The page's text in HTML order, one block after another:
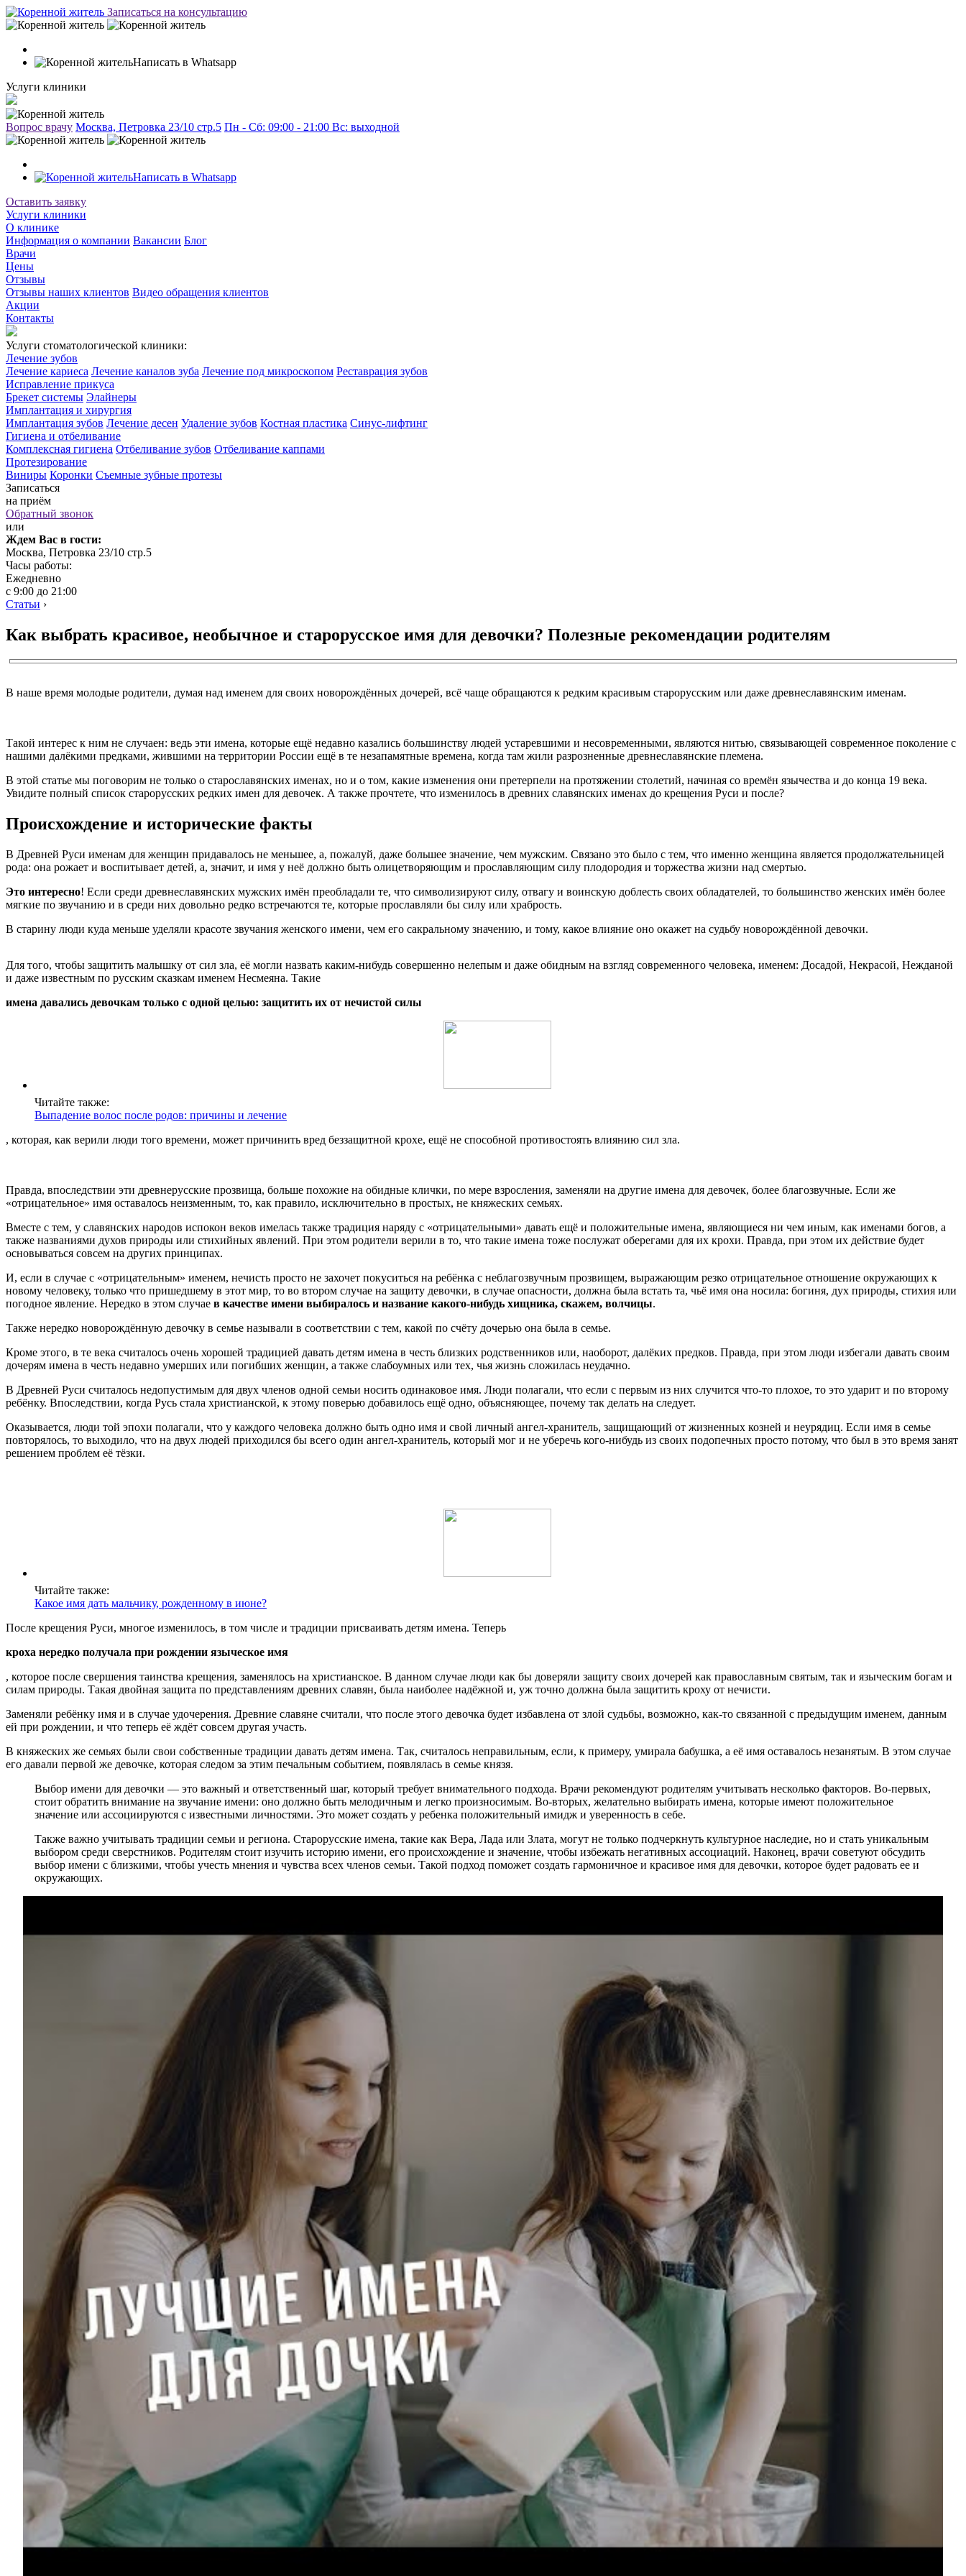
Записаться на консультацию
Написать в Whatsapp
Услуги клиники
Вопрос врачу Москва, Петровка 23/10 стр.5 Пн - Сб: 09:00 - 21:00 Вc: выходной
Написать в Whatsapp
Оставить заявку
Услуги клиники
О клинике
Информация о компании Вакансии Блог
Врачи
Цены
Отзывы
Отзывы наших клиентов Видео обращения клиентов
Акции
Контакты
Услуги стоматологической клиники:
Лечение зубов
Лечение кариеса Лечение каналов зуба Лечение под микроскопом Реставрация зубов
Исправление прикуса
Брекет системы Элайнеры
Имплантация и хирургия
Имплантация зубов Лечение десен Удаление зубов Костная пластика Синус-лифтинг
Гигиена и отбеливание
Комплексная гигиена Отбеливание зубов Отбеливание каппами
Протезирование
Виниры Коронки Съемные зубные протезы
Записаться
на приём
Обратный звонок
или
Ждем Вас в гости:
Москва, Петровка 23/10 стр.5
Часы работы:
Ежедневно
с 9:00 до 21:00
Статьи ›
Как выбрать красивое, необычное и старорусское имя для девочки? Полезные рекомендации родителям
В наше время молодые родители, думая над именем для своих новорождённых дочерей, всё чаще обращаются к редким красивым старорусским или даже древнеславянским именам.
Такой интерес к ним не случаен: ведь эти имена, которые ещё недавно казались большинству людей устаревшими и несовременными, являются нитью, связывающей современное поколение с
нашими далёкими предками, жившими на территории России ещё в те незапамятные времена, когда там жили разрозненные древнеславянские племена.
В этой статье мы поговорим не только о старославянских именах, но и о том, какие изменения они претерпели на протяжении столетий, начиная со времён язычества и до конца 19 века.
Увидите полный список старорусских редких имен для девочек. А также прочтете, что изменилось в древних славянских именах до крещения Руси и после?
Происхождение и исторические факты
В Древней Руси именам для женщин придавалось не меньшее, а, пожалуй, даже большее значение, чем мужским. Связано это было с тем, что именно женщина является продолжательницей
рода: она рожает и воспитывает детей, а, значит, и имя у неё должно быть олицетворяющим и прославляющим силу плодородия и торжества жизни над смертью.
Это интересно! Если среди древнеславянских мужских имён преобладали те, что символизируют силу, отвагу и воинскую доблесть своих обладателей, то большинство женских имён более
мягкие по звучанию и в среди них довольно редко встречаются те, которые прославляли бы силу или храбрость.
В старину люди куда меньше уделяли красоте звучания женского имени, чем его сакральному значению, и тому, какое влияние оно окажет на судьбу новорождённой девочки.
Для того, чтобы защитить малышку от сил зла, её могли назвать каким-нибудь совершенно нелепым и даже обидным на взгляд современного человека, именем: Досадой, Некрасой, Нежданой
и даже известным по русским сказкам именем Несмеяна. Такие
имена давались девочкам только с одной целью: защитить их от нечистой силы
Читайте также:
Выпадение волос после родов: причины и лечение
, которая, как верили люди того времени, может причинить вред беззащитной крохе, ещё не способной противостоять влиянию сил зла.
Правда, впоследствии эти древнерусские прозвища, больше похожие на обидные клички, по мере взросления, заменяли на другие имена для девочек, более благозвучные. Если же
«отрицательное» имя оставалось неизменным, то, как правило, исключительно в простых, не княжеских семьях.
Вместе с тем, у славянских народов испокон веков имелась также традиция наряду с «отрицательными» давать ещё и положительные имена, являющиеся ни чем иным, как именами богов, а
также названиями духов природы или стихийных явлений. При этом родители верили в то, что такие имена тоже послужат оберегами для их крохи. Правда, при этом их действие будет
основываться совсем на других принципах.
И, если в случае с «отрицательным» именем, нечисть просто не захочет покуситься на ребёнка с неблагозвучным прозвищем, выражающим резко отрицательное отношение окружающих к
новому человеку, только что пришедшему в этот мир, то во втором случае на защиту девочки, в случае опасности, должна была встать та, чьё имя она носила: богиня, дух природы, стихия или
погодное явление. Нередко в этом случае в качестве имени выбиралось и название какого-нибудь хищника, скажем, волчицы.
Также нередко новорождённую девочку в семье называли в соответствии с тем, какой по счёту дочерью она была в семье.
Кроме этого, в те века считалось очень хорошей традицией давать детям имена в честь близких родственников или, наоборот, далёких предков. Правда, при этом люди избегали давать своим
дочерям имена в честь недавно умерших или погибших женщин, а также слабоумных или тех, чья жизнь сложилась неудачно.
В Древней Руси считалось недопустимым для двух членов одной семьи носить одинаковое имя. Люди полагали, что если с первым из них случится что-то плохое, то это ударит и по второму
ребёнку. Впоследствии, когда Русь стала христианской, к этому поверью добавилось ещё одно, объясняющее, почему так делать на следует.
Оказывается, люди той эпохи полагали, что у каждого человека должно быть одно имя и свой личный ангел-хранитель, защищающий от жизненных козней и неурядиц. Если имя в семье
повторялось, то выходило, что на двух людей приходился бы всего один ангел-хранитель, который мог и не уберечь кого-нибудь из своих подопечных просто потому, что был в это время занят
решением проблем её тёзки.
Читайте также:
Какое имя дать мальчику, рожденному в июне?
После крещения Руси, многое изменилось, в том числе и традиции присваивать детям имена. Теперь
кроха нередко получала при рождении языческое имя
, которое после свершения таинства крещения, заменялось на христианское. В данном случае люди как бы доверяли защиту своих дочерей как православным святым, так и языческим богам и
силам природы. Такая двойная защита по представлениям древних славян, была наиболее надёжной и, уж точно должна была защитить кроху от нечисти.
Заменяли ребёнку имя и в случае удочерения. Древние славяне считали, что после этого девочка будет избавлена от злой судьбы, возможно, как-то связанной с предыдущим именем, данным
ей при рождении, и что теперь её ждёт совсем другая участь.
В княжеских же семьях были свои собственные традиции давать детям имена. Так, считалось неправильным, если, к примеру, умирала бабушка, а её имя оставалось незанятым. В этом случае
его давали первой же девочке, которая следом за этим печальным событием, появлялась в семье князя.
Выбор имени для девочки — это важный и ответственный шаг, который требует внимательного подхода. Врачи рекомендуют родителям учитывать несколько факторов. Во-первых,
стоит обратить внимание на звучание имени: оно должно быть мелодичным и легко произносимым. Во-вторых, желательно выбирать имена, которые имеют положительное
значение или ассоциируются с известными личностями. Это может создать у ребенка положительный имидж и уверенность в себе.
Также важно учитывать традиции семьи и региона. Старорусские имена, такие как Вера, Лада или Злата, могут не только подчеркнуть культурное наследие, но и стать уникальным
выбором среди сверстников. Родителям стоит изучить историю имени, его происхождение и значение, чтобы избежать негативных ассоциаций. Наконец, врачи советуют обсудить
выбор имени с близкими, чтобы учесть мнения и чувства всех членов семьи. Такой подход поможет создать гармоничное и красивое имя для девочки, которое будет радовать ее и
окружающих.